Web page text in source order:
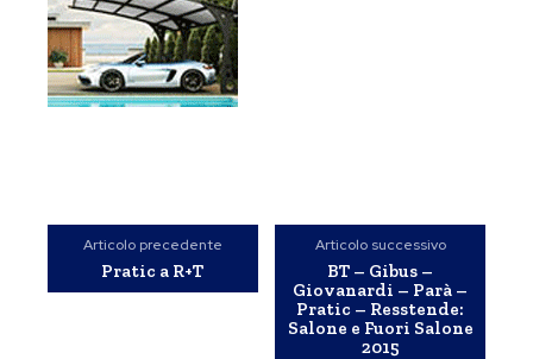
Articolo precedente
Pratic a R+T
Articolo successivo
BT – Gibus –
Giovanardi – Parà –
Pratic – Resstende:
Salone e Fuori Salone
2015